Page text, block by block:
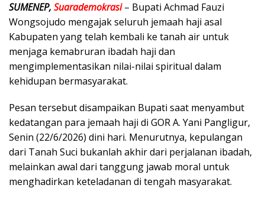
SUMENEP, Suarademokrasi– Bupati Achmad Fauzi
Wongsojudo mengajak seluruh jemaah haji asal
Kabupaten yang telah kembali ke tanah air untuk
menjaga kemabruran ibadah haji dan
mengimplementasikan nilai-nilai spiritual dalam
kehidupan bermasyarakat.
Pesan tersebut disampaikan Bupati saat menyambut
kedatangan para jemaah haji di GOR A. Yani Pangligur,
Senin (22/6/2026) dini hari. Menurutnya, kepulangan
dari Tanah Suci bukanlah akhir dari perjalanan ibadah,
melainkan awal dari tanggung jawab moral untuk
menghadirkan keteladanan di tengah masyarakat.